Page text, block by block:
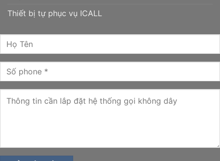
Thiết bị tự phục vụ ICALL